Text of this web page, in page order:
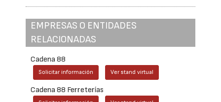
EMPRESAS O ENTIDADES
RELACIONADAS
Cadena 88
Solicitar información Ver stand virtual
Cadena 88 Ferreterías